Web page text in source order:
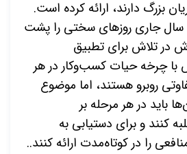
بزرگ دارند، ارائه کرده است.
سال جاری روزهای سختی را پشت
در تلاش برای تطبیق
با چرخه حیات کسب‌وکار در هر
روبرو هستند، اما موضوع
باید در هر مرحله بر
کنند و برای دستیابی به
را در کوتاهمدت ارائه کنند..